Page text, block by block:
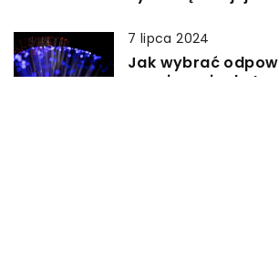
7 lipca 2024
Jak wybrać
rozwiązania do